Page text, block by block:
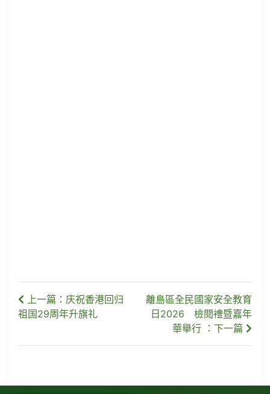
上一篇：庆祝香港回归
祖国29周年升旗礼
離島區全民國家安全教育
日2026 檢閱禮暨嘉年
華舉行 ：下一篇